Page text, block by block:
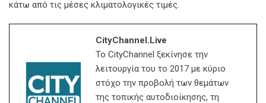
κάτω από τις μέσες κλιματολογικές τιμές.
CityChannel.live
Το CityChannel ξεκίνησε την
λειτουργία του το 2017 με κύριο
στόχο την προβολή των θεμάτων
της τοπικής αυτοδιοίκησης, τη